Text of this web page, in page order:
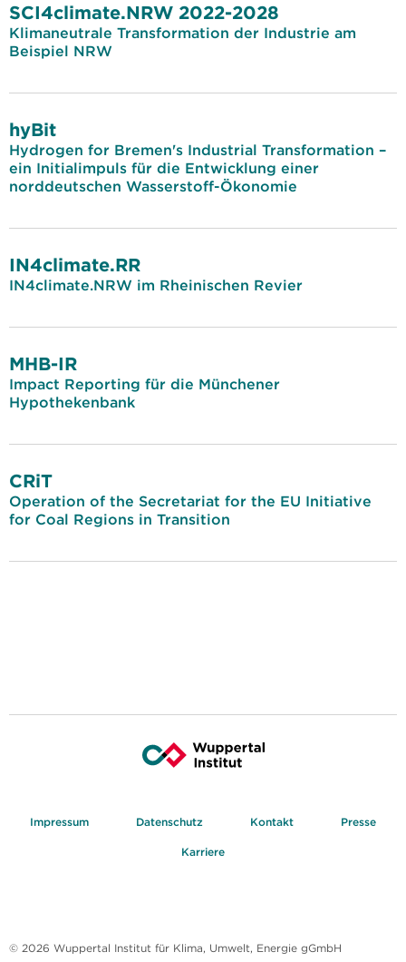
SCI4climate.NRW 2022-2028
Klimaneutrale Transformation der Industrie am
Beispiel NRW
hyBit
Hydrogen for Bremen's Industrial Transformation –
ein Initialimpuls für die Entwicklung einer
norddeutschen Wasserstoff-Ökonomie
IN4climate.RR
IN4climate.NRW im Rheinischen Revier
MHB-IR
Impact Reporting für die Münchener
Hypothekenbank
CRiT
Operation of the Secretariat for the EU Initiative
for Coal Regions in Transition
Impressum Datenschutz Kontakt Presse
Karriere
© 2026 Wuppertal Institut für Klima, Umwelt, Energie gGmbH